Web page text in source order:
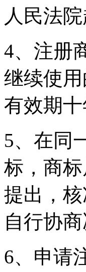
人民法院
4、注册
继续使
有效期
5、在同
标，商
提出，
自行协
6、申请